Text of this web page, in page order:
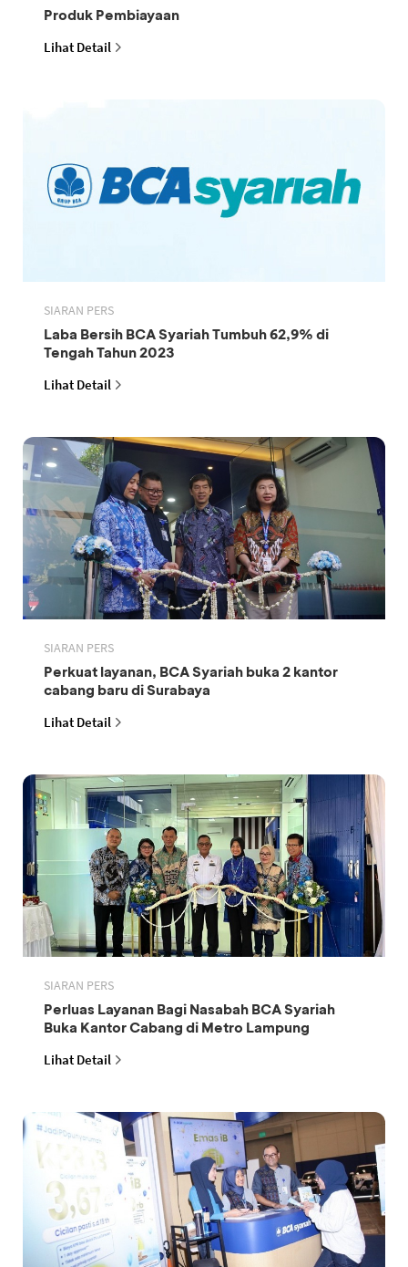
Produk Pembiayaan
Lihat Detail
SIARAN PERS
Laba Bersih BCA Syariah Tumbuh 62,9% di
Tengah Tahun 2023
Lihat Detail
SIARAN PERS
Perkuat layanan, BCA Syariah buka 2 kantor
cabang baru di Surabaya
Lihat Detail
SIARAN PERS
Perluas Layanan Bagi Nasabah BCA Syariah
Buka Kantor Cabang di Metro Lampung
Lihat Detail